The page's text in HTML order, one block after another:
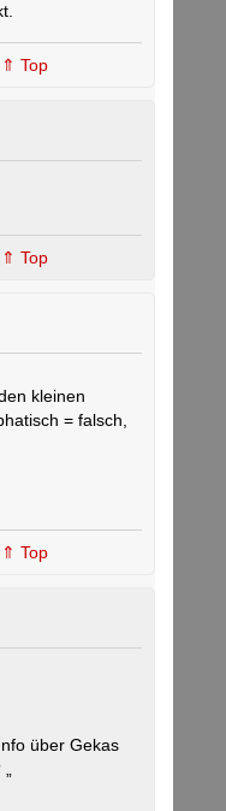
⇑ Top
⇑ Top
kleinen
= falsch,
⇑ Top
über Gekas